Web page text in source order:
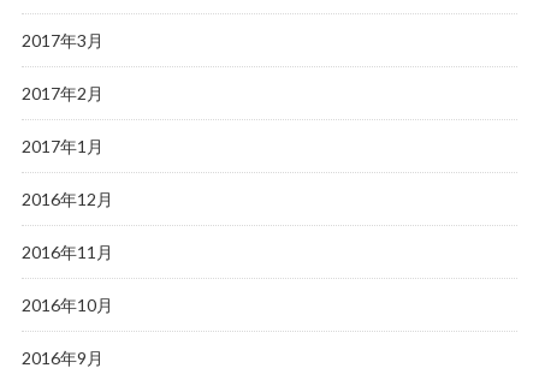
2017年3月
2017年2月
2017年1月
2016年12月
2016年11月
2016年10月
2016年9月